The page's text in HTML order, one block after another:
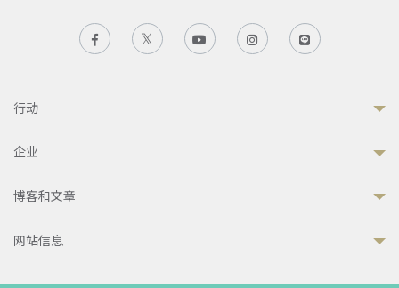
行动
企业
博客和文章
网站信息